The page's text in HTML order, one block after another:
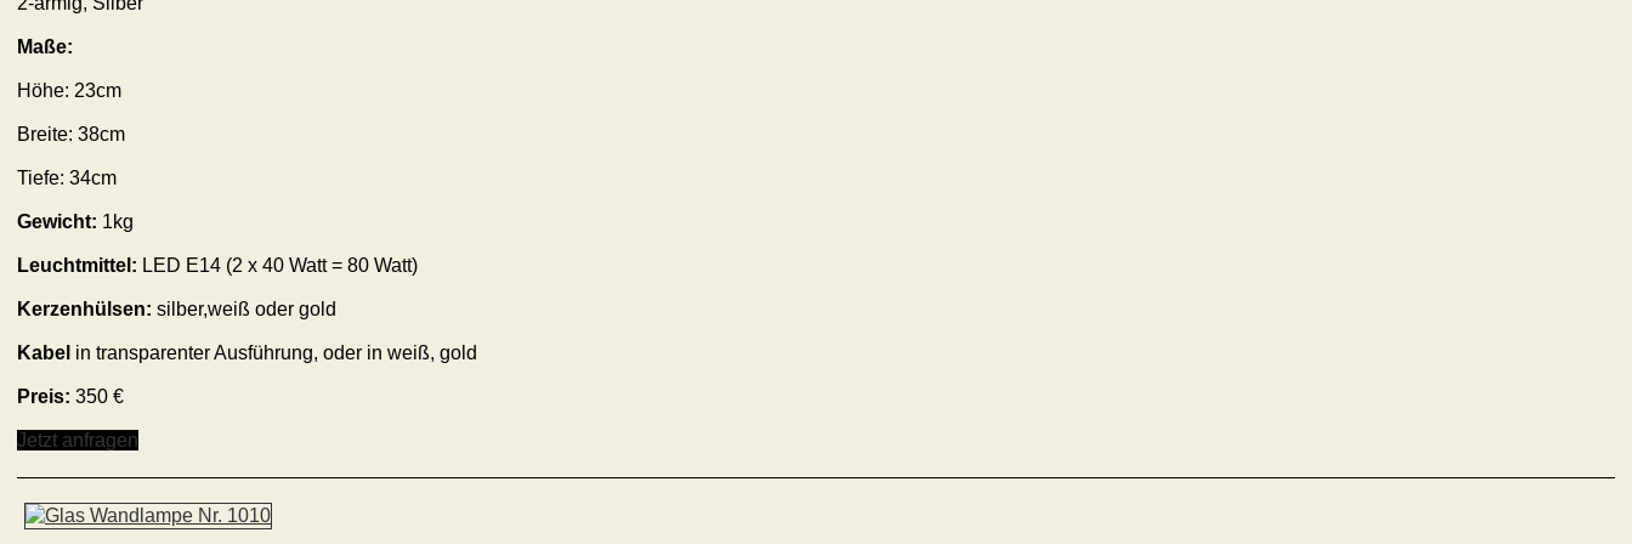
Maße:
Höhe: 23cm
Breite: 38cm
Tiefe: 34cm
Gewicht: 1kg
Leuchtmittel: LED E14 (2 x 40 Watt = 80 Watt)
Kerzenhülsen: silber,weiß oder gold
Kabel in transparenter Ausführung, oder in weiß, gold
Preis: 350 €
Jetzt anfragen